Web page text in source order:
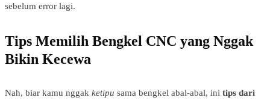
sebelum error lagi.
Tips Memilih Bengkel CNC yang Nggak
Bikin Kecewa
Nah, biar kamu nggak ketipu sama bengkel abal-abal, ini tips dari